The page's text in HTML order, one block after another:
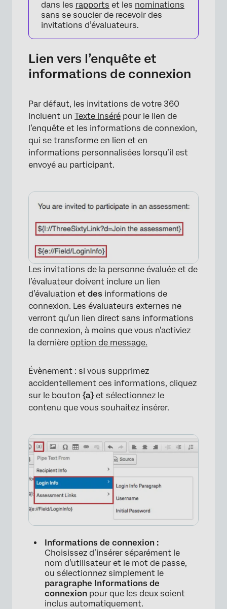
dans les rapports et les nominations
sans se soucier de recevoir des
invitations d’évaluateurs.
Lien vers l’enquête et
informations de connexion
Par défaut, les invitations de votre 360
incluent un Texte inséré pour le lien de
l’enquête et les informations de connexion,
qui se transforme en lien et en
informations personnalisées lorsqu’il est
envoyé au participant.
Les invitations de la personne évaluée et de
l’évaluateur doivent inclure un lien
d’évaluation et des informations de
connexion. Les évaluateurs externes ne
verront qu’un lien direct sans informations
de connexion, à moins que vous n’activiez
la dernière option de message.
Évènement : si vous supprimez
accidentellement ces informations, cliquez
sur le bouton {a} et sélectionnez le
contenu que vous souhaitez insérer.
Informations de connexion :
Choisissez d’insérer séparément le
nom d’utilisateur et le mot de passe,
ou sélectionnez simplement le
paragraphe Informations de
connexion pour que les deux soient
inclus automatiquement.